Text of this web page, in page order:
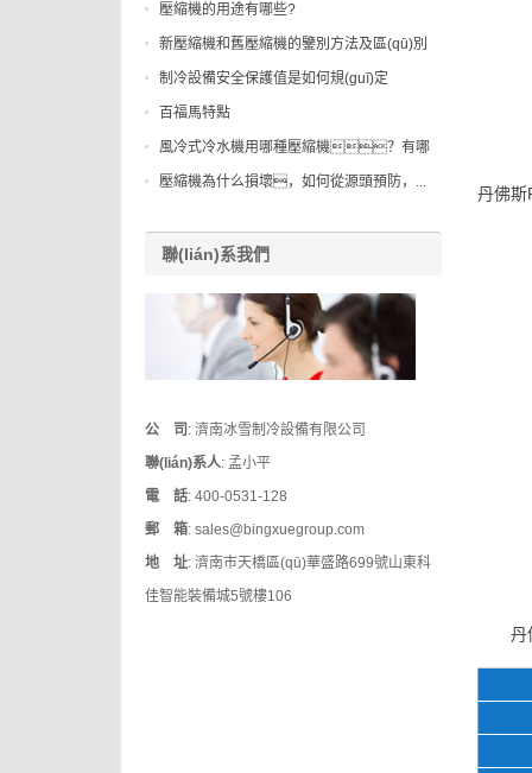
丹佛斯
丹
壓縮機的用途有哪些?
新壓縮機和舊壓縮機的鑒別方法及區(qū)別
制冷設備安全保護值是如何規(guī)定
的？
百福馬特點
風冷式冷水機用哪種壓縮機？有哪
些特...
壓縮機為什么損壞，如何從源頭預防，...
聯(lián)系我們
公 司 : 濟南冰雪制冷設備有限公司
聯(lián)系人: 孟小平
電 話: 400-0531-128
郵 箱: sales@bingxuegroup.com
地 址: 濟南市天橋區(qū)華盛路699號山東科
佳智能裝備城5號樓106